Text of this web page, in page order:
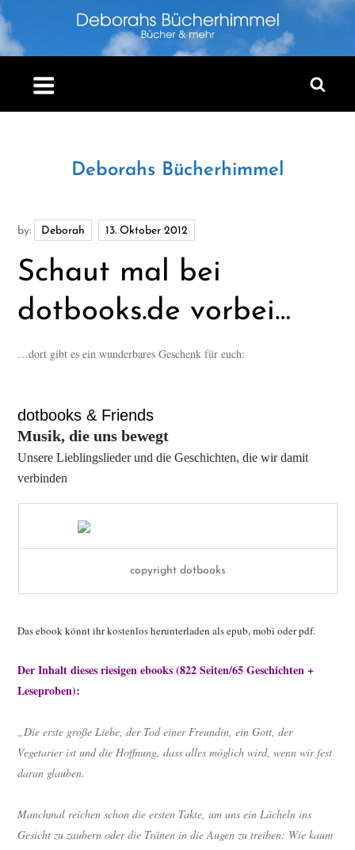
Skip
to
content
Deborahs Bücherhimmel
by: Deborah
Schaut mal bei
dotbooks.de vorbei…
…dort gibt es ein wunderbares Geschenk für euch:
dotbooks & Friends
Musik, die uns bewegt
Unsere Lieblingslieder und die Geschichten, die wir damit
verbinden
copyright dotbooks
Das ebook könnt ihr kostenlos herunterladen als epub, mobi oder pdf.
Der Inhalt dieses riesigen ebooks (822 Seiten/65 Geschichten +
Leseproben):
„Die erste große Liebe, der Tod einer Freundin, ein Gott, der
Vegetarier ist und die Hoffnung, dass alles möglich wird, wenn wir fest
daran glauben.
Manchmal reichen schon die ersten Takte, um uns ein Lächeln ins
Gesicht zu zaubern oder die Tränen in die Augen zu treiben: Wie kaum